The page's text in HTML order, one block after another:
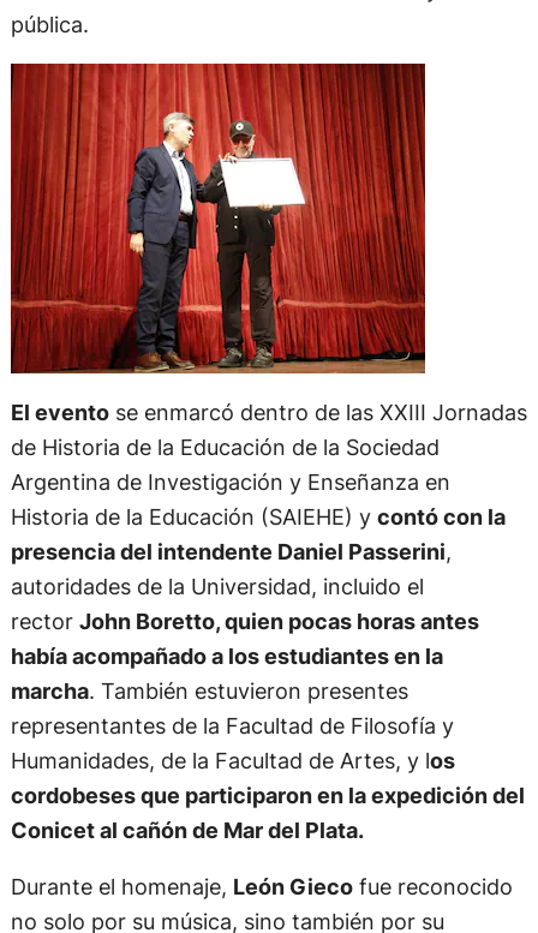
movilización en defensa de la educación y la salud
El eventose enmarcó dentro de las XXIII Jornadas
de Historia de la Educación de la Sociedad
Argentina de Investigación y Enseñanza en
Historia de la Educación (SAIEHE) ycontó con la
presencia del intendente Daniel Passerini
autoridades de la Universidad, incluido el
rectorJohn Boretto, quien pocas horas antes
había acompañado a los estudiantes en la
marcha. También estuvieron presentes
representantes de la Facultad de Filosofía y
Humanidades, de la Facultad de Artes, y los
cordobeses que participaron en la expedición del
Durante el homenaje, León Giecofue reconocido